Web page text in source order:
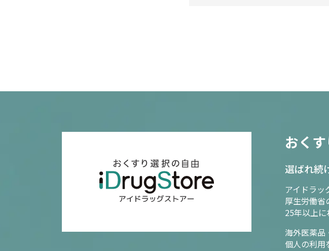
おく
選ばれ続
アイドラッ
厚生労働省
25年以上に
海外医薬品
個人の利用